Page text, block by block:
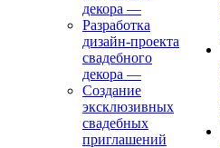
декора —
Разработка
дизайн-проекта
свадебного
декора —
Создание
эксклюзивных
свадебных
приглашений